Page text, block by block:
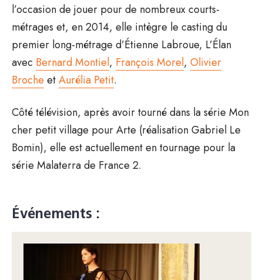
l’occasion de jouer pour de nombreux courts-
métrages et, en 2014, elle intègre le casting du
premier long-métrage d’Étienne Labroue, L’Élan
avec Bernard Montiel, François Morel, Olivier
Broche etAurélia Petit.
Côté télévision, après avoir tourné dans la série Mon
cher petit village pour Arte (réalisation Gabriel Le
Bomin), elle est actuellement en tournage pour la
série Malaterra de France 2.
Événements :